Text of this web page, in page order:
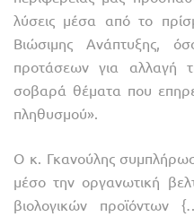
λύσεις μέσα από το
Βιώσιμης Ανάπτυξης,
προτάσεων για αλλαγή
σοβαρά θέματα που
πληθυσμού».
Ο κ. Γκανούλης
μέσο την οργανωτική
βιολογικών